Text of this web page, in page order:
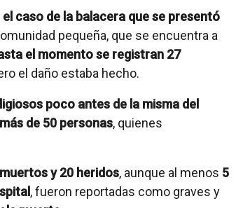
caso de la balacera que se presentó
pequeña, que se encuentra a
el momento se registran 27
el daño estaba hecho.
poco antes de la misma del
de 50 personas, quienes
y 20 heridos, aunque al menos 5
, fueron reportadas como graves y